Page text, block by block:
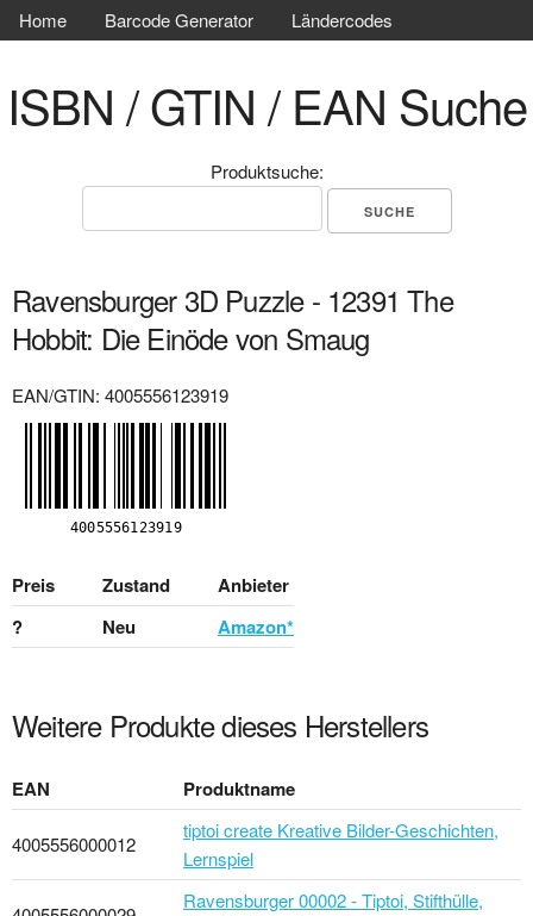
Home Barcode Generator Ländercodes
ISBN / GTIN / EAN Suche
Produktsuche:
Ravensburger 3D Puzzle - 12391 The
Hobbit: Die Einöde von Smaug
EAN/GTIN: 4005556123919
Preis Zustand
Anbieter
?
Neu Amazon*
Weitere Produkte dieses Herstellers
EAN Produktname
4005556000012
tiptoi create Kreative Bilder-Geschichten,
Lernspiel
Ravensburger 00002 - Tiptoi, Stifthülle,